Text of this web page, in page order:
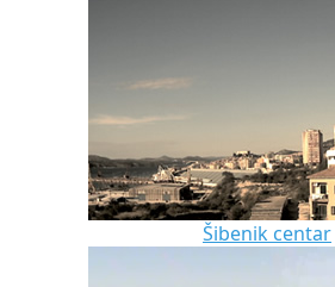
Šibenik centar